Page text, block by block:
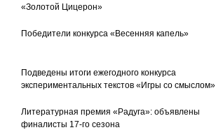
«Золотой Цицерон»
Победители конкурса «Весенняя капель»
Подведены итоги ежегодного конкурса
экспериментальных текстов «Игры со смыслом»
Литературная премия «Радуга»: объявлены
финалисты 17-го сезона